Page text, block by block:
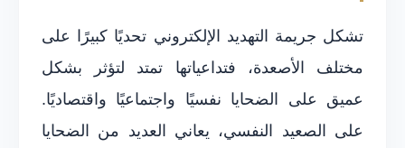
تشكل جريمة التهديد الإلكتروني تحديًا كبيرًا على
مختلف الأصعدة، فتداعياتها تمتد لتؤثر بشكل
عميق على الضحايا نفسيًا واجتماعيًا واقتصاديًا.
على الصعيد النفسي، يعاني العديد من الضحايا